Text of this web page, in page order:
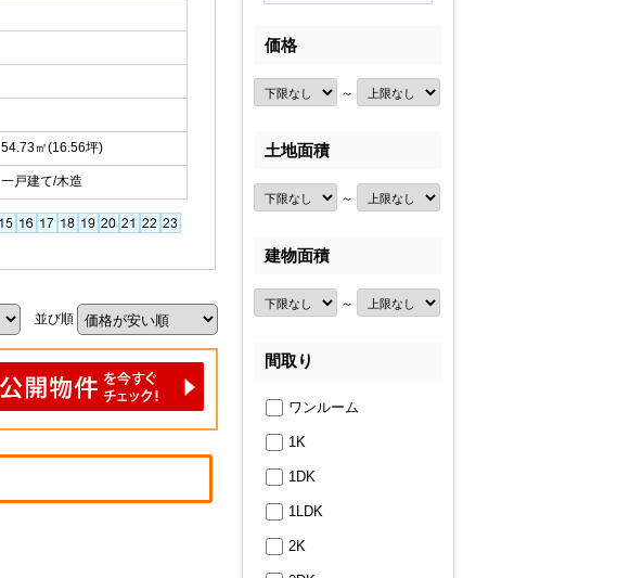
54.73㎡(16.56坪)
一戸建て/木造
並び順
価格
～
土地面積
～
建物面積
～
間取り
ワンルーム
1K
1DK
1LDK
2K